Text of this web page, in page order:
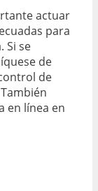
actuar
para
Si se
de
de
en línea en